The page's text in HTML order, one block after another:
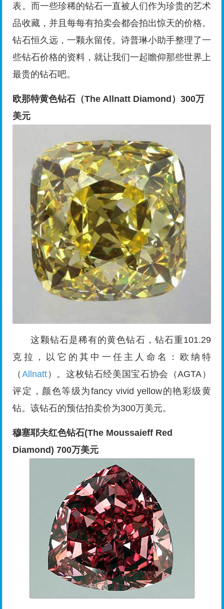
表。而一些珍稀的钻石一直被人们作为珍贵的艺术
品收藏，并且每每有拍卖会都会拍出惊天的价格。
钻石恒久远，一颗永留传。诗普琳小助手整理了一
些钻石价格的资料，就让我们一起瞻仰那些世界上
最贵的钻石吧。
欧那特黄色钻石 （The Allnatt Diamond）300万
美元
这颗钻石是稀有的黄色钻石，钻石重101.29
克拉，以它的其中一任主人命名：欧纳特
（Allnatt ）。这枚钻石经美国宝石协会（AGTA）
评定，颜色等级为fancy vivid yellow的艳彩级黄
钻。该钻石的预估拍卖价为300万美元。
穆塞耶夫红色钻石(The Moussaieff Red
Diamond) 700万美元